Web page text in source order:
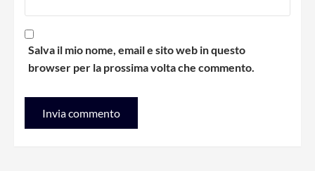
Salva il mio nome, email e sito web in questo
browser per la prossima volta che commento.